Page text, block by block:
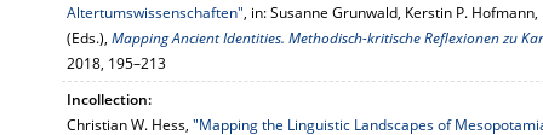
Altertumswissenschaften", in: Susanne Grunwald, Kerstin P.
(Eds.), Mapping Ancient Identities. Methodisch-kritische Reflexionen zu
2018, 195–213
Incollection:
Christian W. Hess, "Mapping the Linguistic Landscapes of